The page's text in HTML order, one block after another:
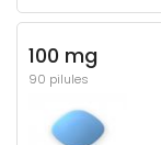
100 mg
90 pilules